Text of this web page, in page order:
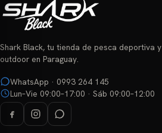
Shark Black, tu tienda de pesca deportiva y
outdoor en Paraguay.
WhatsApp · 0993 264 145
Lun–Vie 09:00–17:00 · Sáb 09:00–12:00